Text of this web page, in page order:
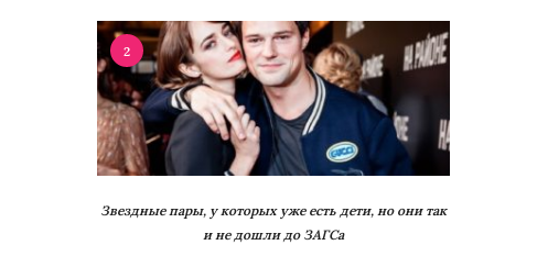
2
Звездные пары, у которых уже есть дети, но они так
и не дошли до ЗАГСа